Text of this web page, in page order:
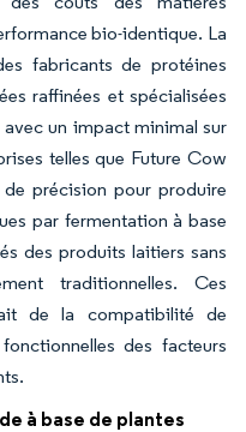
bio-identique. La
fabricants de protéines
raffinées et spécialisées
un impact minimal sur
telles que Future Cow
précision pour produire
par fermentation à base
des produits laitiers sans
traditionnelles. Ces
de la compatibilité de
des facteurs
à base de plantes